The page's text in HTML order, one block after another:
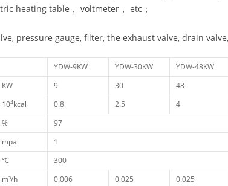
heating table， voltmeter， etc；
pressure gauge, filter, the exhaust valve, drain
YDW-9KW YDW-30KW YDW-48KW
KW 9 30 48
104kcal 0.8 2.5 4
%
97
mpa
1
℃
300
m³/h 0.006 0.025 0.025